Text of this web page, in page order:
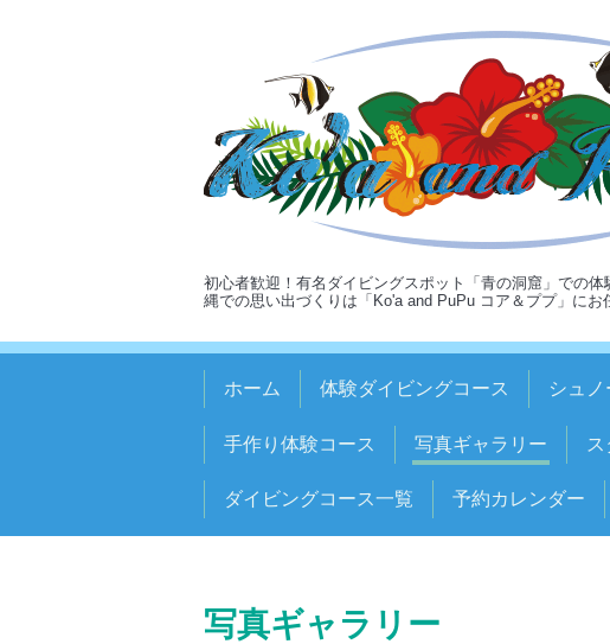
初心者歓迎！有名ダイビングスポット「青の洞窟」での
縄での思い出づくりは「Ko'a and PuPu コア＆ププ」にお
ホーム 体験ダイビングコース シュ
手作り体験コース 写真ギャラリー
ダイビングコース一覧 予約カレンダー
写真ギャラリー